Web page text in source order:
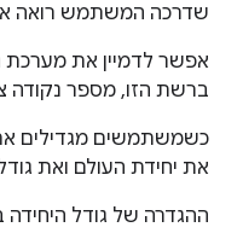
שדרכה המשתמש רואה
אפשר לדמיין את מערכת
ברשת הזו, מספר נקודה
כשמשתמשים מגדילים
את יחידת העולם ואת
ההגדרה של גודל היחידה